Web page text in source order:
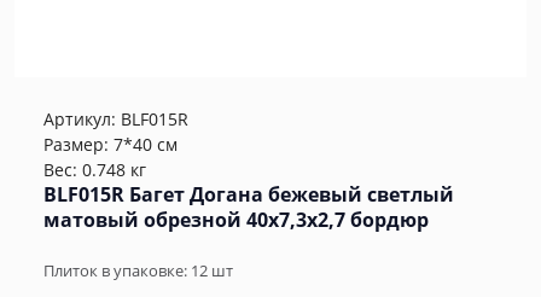
Артикул: BLF015R
Размер: 7*40 см
Вес: 0.748 кг
BLF015R Багет Догана бежевый светлый
матовый обрезной 40x7,3x2,7 бордюр
Плиток в упаковке: 12 шт